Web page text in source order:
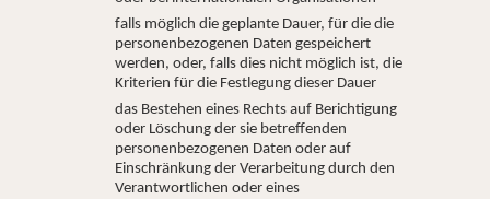
falls möglich die geplante Dauer, für die die
personenbezogenen Daten gespeichert
werden, oder, falls dies nicht möglich ist, die
Kriterien für die Festlegung dieser Dauer
das Bestehen eines Rechts auf Berichtigung
oder Löschung der sie betreffenden
personenbezogenen Daten oder auf
Einschränkung der Verarbeitung durch den
Verantwortlichen oder eines